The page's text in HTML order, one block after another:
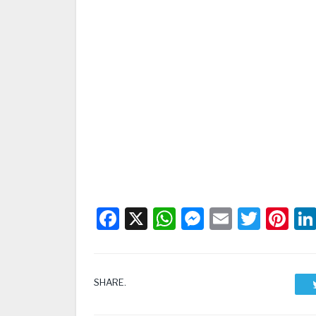
Facebook
X WhatsApp
Messenger
Email
SHARE.